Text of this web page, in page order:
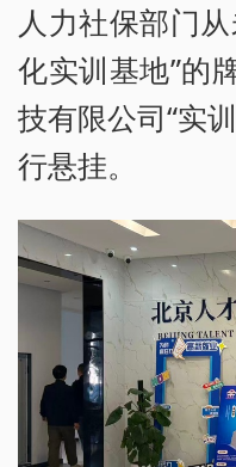
人力社保部门
化实训基地”的
技有限公司“实
行悬挂。